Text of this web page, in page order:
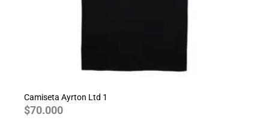
Camiseta Ayrton Ltd 1
$70.000